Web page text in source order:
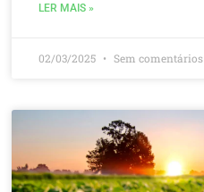
LER MAIS »
02/03/2025 Sem comentários